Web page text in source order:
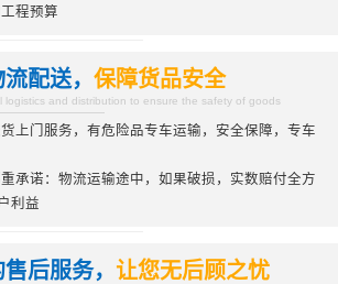
程预算
流配送，保障货品安全
logistics and distribution to ensure the safety of goods
上门服务，有危险品专车运输，安全保障，专车
承诺：物流运输途中，如果破损，实数赔付全方
利益
后服务， 让您无后顾之忧